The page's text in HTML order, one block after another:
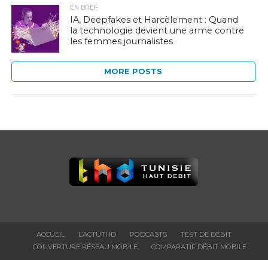
EN BREF
IA, Deepfakes et Harcèlement : Quand
la technologie devient une arme contre
les femmes journalistes
MORE POSTS
ACCUEIL L’ACTUTHD PODCASTS
TEST DE DÉBIT
COUVERTURE RÉSEAU MOBILE
COMPARATIF DÉBIT MOBILE